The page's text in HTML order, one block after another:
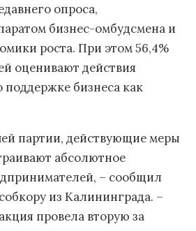
опроса,
бизнес-омбудсмена и
роста. При этом 56,4%
оценивают действия
поддержке бизнеса как
партии, действующие меры
абсолютное
– сообщил
из Калининграда. –
провела вторую за